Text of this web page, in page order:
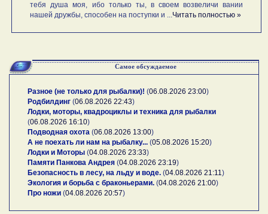
тебя душа моя, ибо только ты, в своем возвеличи вании
нашей дружбы, способен на поступки и ...Читать полностью »
Самое обсуждаемое
Разное (не только для рыбалки)! (06.08.2026 23:00)
Родбилдинг (06.08.2026 22:43)
Лодки, моторы, квадроциклы и техника для рыбалки
(06.08.2026 16:10)
Подводная охота (06.08.2026 13:00)
А не поехать ли нам на рыбалку... (05.08.2026 15:20)
Лодки и Моторы (04.08.2026 23:33)
Памяти Панкова Андрея (04.08.2026 23:19)
Безопасность в лесу, на льду и воде. (04.08.2026 21:11)
Экология и борьба с браконьерами. (04.08.2026 21:00)
Про ножи (04.08.2026 20:57)